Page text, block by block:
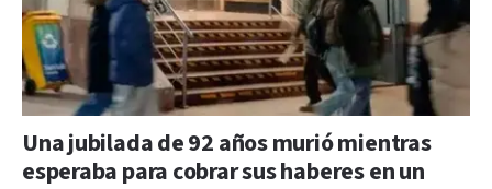
Una jubilada de 92 años murió mientras
esperaba para cobrar sus haberes en un